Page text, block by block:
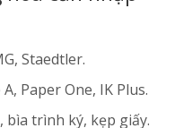
Staedtler.
Paper One, IK Plus.
bìa trình ký, kẹp giấy.